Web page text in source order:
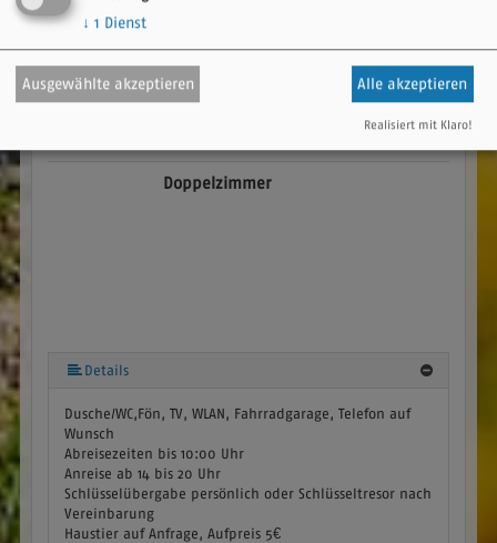
Nichtraucherzimmer, Satelliten TV, Schreibtisch,
Sitzgelegenheit, Telefon im Zimmer, Weckeinrichtung,
Wireless Lan im ZimmerSanitär:WC und Dusche,
WaschbeckenLage:Haupthaus
Doppelzimmer
Details
Dusche/WC,Fön, TV, WLAN, Fahrradgarage, Telefon auf
Wunsch
Abreisezeiten bis 10:00 Uhr
Anreise ab 14 bis 20 Uhr
Schlüsselübergabe persönlich oder Schlüsseltresor nach
Vereinbarung
Haustier auf Anfrage, Aufpreis 5€
↓ 1 Dienst
Ausgewählte akzeptieren Alle akzeptieren
Realisiert mit Klaro!